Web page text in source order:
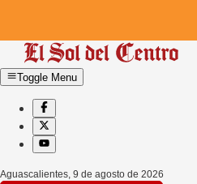
Toggle Menu
Aguascalientes, 9 de agosto de 2026